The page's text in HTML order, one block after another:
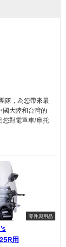
隊，為您帶來最
國大陸和台灣的
您對電單車/摩托
零件與用品
用